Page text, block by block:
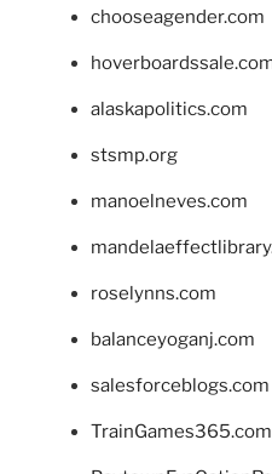
chooseagender.com
alaskapolitics.com
stsmp.org
manoelneves.com
roselynns.com
balanceyoganj.com
salesforceblogs.com
TrainGames365.com